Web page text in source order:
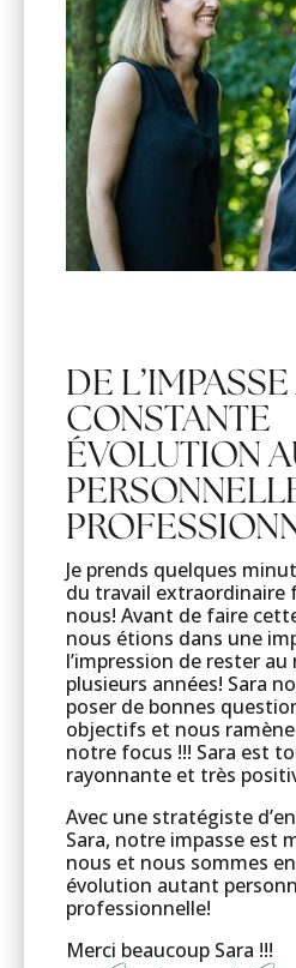
DE
CONSTANTE
ÉVOLUTION
Je prends quelques
du travail extraordinaire
nous! Avant de faire
nous étions dans une
l’impression de rester
plusieurs années! Sara
poser de bonnes
objectifs et nous
notre focus !!! Sara est
rayonnante et très
Avec une stratégiste
Sara, notre impasse est
nous et nous sommes
évolution autant
professionnelle!
Merci beaucoup Sara !!!